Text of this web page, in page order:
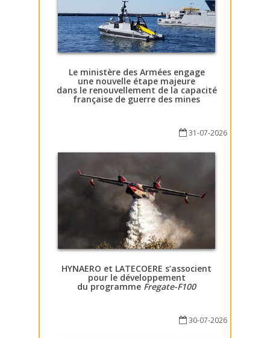
Le ministère des Armées engage
une nouvelle étape majeure
dans le renouvellement de la capacité
française de guerre des mines
31-07-2026
HYNAERO et LATECOERE s’associent
pour le développement
du programme Fregate-F100
30-07-2026